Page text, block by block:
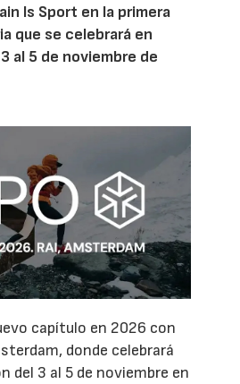
Is Sport en la primera
que se celebrará en
al 5 de noviembre de
capítulo en 2026 con
donde celebrará
del 3 al 5 de noviembre en